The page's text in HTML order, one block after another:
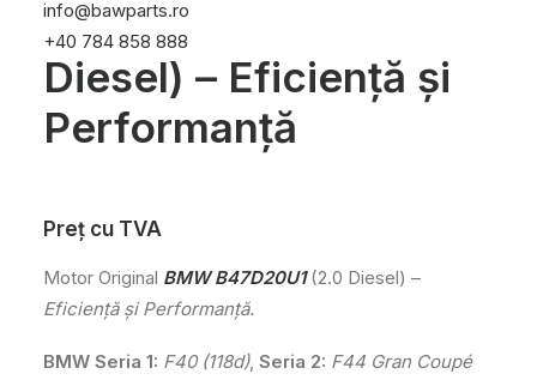
info@bawparts.ro
+40 784 858 888
B47D20U1 (2.0
Diesel) – Eficiență și
Performanță
Preț cu TVA
Motor Original BMW B47D20U1(2.0 Diesel) –
Eficiență și Performanță.
BMW Seria 1: F40 (118d), Seria 2: F44 Gran Coupé